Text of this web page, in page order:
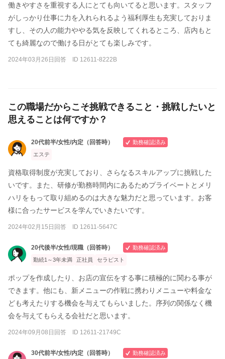
働きやすさを重視する人にとても向いてると思います。スタッフ
がしっかり仕事に力を入れられるよう福利厚生も充実しておりま
すし、その人の能力ややる気を反映してくれるところ、店内もと
ても綺麗なので働ける日がとても楽しみです。
2024年03月26日回答 ID 12611-8222B
この職場だからこそ挑戦できること・挑戦したいと
思えることは何ですか？
20代前半/女性/内定（回答時）
勤務確認済み
エステ
資格取得制度が充実しており、さらなるスキルアップに挑戦した
いです。また、研修が勤務時間内にあるためプライベートとメリ
ハリをもって取り組めるのは大きな魅力だと思っています。お客
様に合ったサービスを学んでいきたいです。
2024年02月15日回答 ID 12611-5647C
20代後半/女性/現職（回答時）
勤務確認済み
勤続1～3年未満
正社員 セラピスト
ポップを作成したり、お店の宣伝をする事に積極的に関わる事が
できます。他にも、新メニューの作戦に携わりメニューや料金な
ども考えたりする機会を与えてもらいました。序列の関係なく機
会を与えてもらえる会社だと思います。
2024年09月08日回答 ID 12611-21749C
30代前半/女性/内定（回答時） 勤務確認済み